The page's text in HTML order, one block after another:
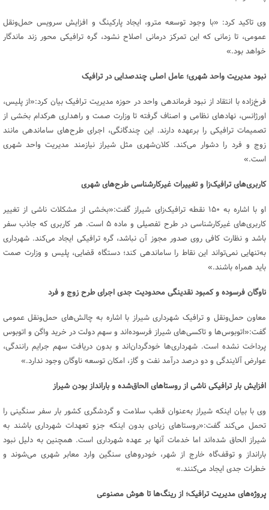
وی تاکید کرد: «با وجود توسعه مترو، ایجاد پارکینگ و افزایش سرویس حمل‌ونقل
عمومی، تا زمانی که این تمرکز درمانی اصلاح نشود، گره ترافیکی محور زند ماندگار
خواهد بود.»
نبود مدیریت واحد شهری؛ عامل اصلی چندصدایی در ترافیک
فرخ‌زاده با انتقاد از نبود فرماندهی واحد در حوزه مدیریت ترافیک بیان کرد:«از پلیس،
اورژانس، نهادهای نظامی و اصناف گرفته تا وزارت صمت و راهداری هرکدام بخشی از
تصمیمات ترافیکی را برعهده دارند. این چندگانگی، اجرای طرح‌های ساماندهی مانند
زوج و فرد را دشوار می‌کند. کلان‌شهری مثل شیراز نیازمند مدیریت واحد شهری
است.»
کاربری‌های ترافیک‌زا و تغییرات غیرکارشناسی طرح‌های شهری
او با اشاره به ۱۵۰ نقطه ترافیک‌زای شیراز گفت:«بخشی از مشکلات ناشی از تغییر
کاربری‌های غیرکارشناسی در طرح تفصیلی و ماده ۵ است. هر کاربری که جاذب سفر
باشد و نظارت کافی روی صدور مجوز آن نباشد، گره ترافیکی ایجاد می‌کند. شهرداری
به‌تنهایی نمی‌تواند این نقاط را ساماندهی کند؛ دستگاه قضایی، پلیس و وزارت صمت
باید همراه باشند.»
ناوگان فرسوده و کمبود نقدینگی محدودیت جدی اجرای طرح زوج و فرد
معاون حمل‌ونقل و ترافیک شهرداری شیراز با اشاره به چالش‌های حمل‌ونقل عمومی
گفت:«اتوبوس‌ها و تاکسی‌های شیراز فرسوده‌اند و سهم دولت در خرید واگن و اتوبوس
پرداخت نشده است. شهرداری‌ها خودگردان‌اند و بدون دریافت سهم جرایم رانندگی،
عوارض آلایندگی و دو درصد درآمد نفت و گاز، امکان توسعه ناوگان وجود ندارد.»
افزایش بار ترافیکی ناشی از روستاهای الحاق‌شده و بارانداز بودن شیراز
وی با بیان اینکه شیراز به‌عنوان قطب سلامت و گردشگری کشور بار سفر سنگینی را
تحمل می‌کند گفت:«روستاهای زیادی بدون اینکه جزو تعهدات شهرداری باشند به
شیراز الحاق شده‌اند اما خدمات آنها بر عهده شهرداری است. همچنین به دلیل نبود
بارانداز و توقف‌گاه خارج از شهر، خودروهای سنگین وارد معابر شهری می‌شوند و
خطرات جدی ایجاد می‌کنند.»
پروژه‌های مدیریت ترافیک؛ از رینگ‌ها تا هوش مصنوعی